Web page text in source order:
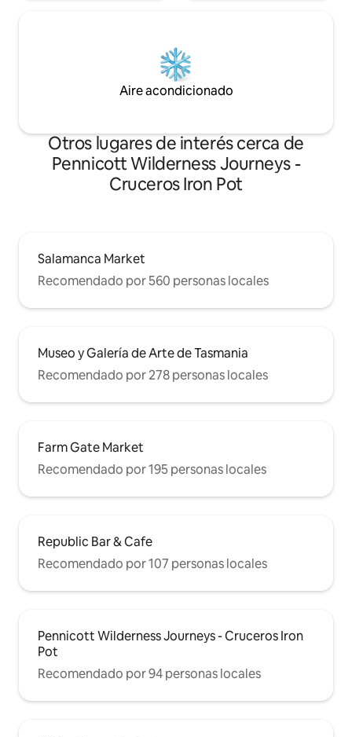
Aire acondicionado
Otros lugares de interés cerca de
Pennicott Wilderness Journeys -
Cruceros Iron Pot
Salamanca Market
Recomendado por 560 personas locales
Museo y Galería de Arte de Tasmania
Recomendado por 278 personas locales
Farm Gate Market
Recomendado por 195 personas locales
Republic Bar & Cafe
Recomendado por 107 personas locales
Pennicott Wilderness Journeys - Cruceros Iron
Pot
Recomendado por 94 personas locales